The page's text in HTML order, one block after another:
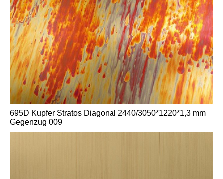
695D Kupfer Stratos Diagonal 2440/3050*1220*1,3 mm
Gegenzug 009